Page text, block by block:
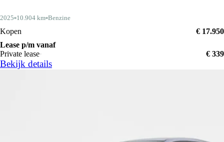
2025 10.904 km Benzine
Kopen
€ 17.950
Lease p/m vanaf
Private lease
€ 339
Bekijk details